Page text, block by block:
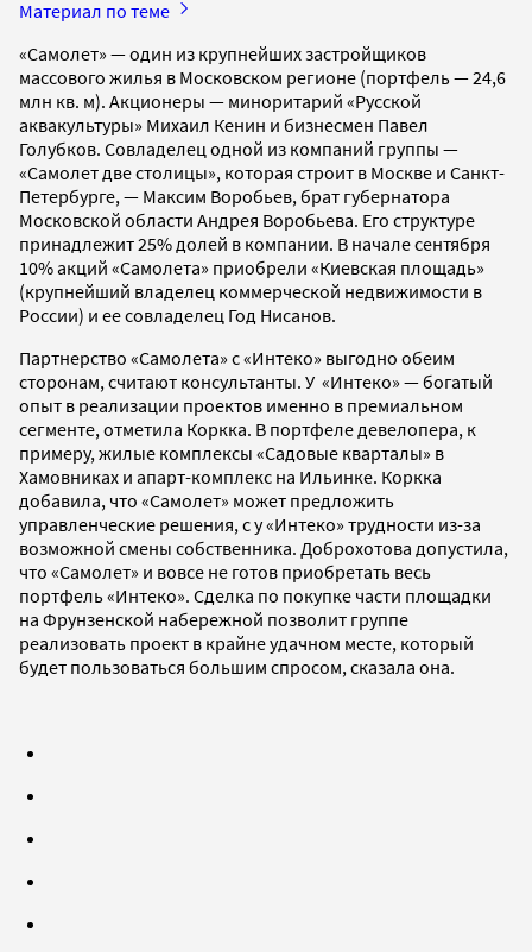
Материал по теме
«Самолет» — один из крупнейших застройщиков
массового жилья в Московском регионе (портфель — 24,6
млн кв. м). Акционеры — миноритарий «Русской
аквакультуры» Михаил Кенин и бизнесмен Павел
Голубков. Совладелец одной из компаний группы —
«Самолет две столицы», которая строит в Москве и Санкт-
Петербурге, — Максим Воробьев, брат губернатора
Московской области Андрея Воробьева. Его структуре
принадлежит 25% долей в компании. В начале сентября
10% акций «Самолета» приобрели «Киевская площадь»
(крупнейший владелец коммерческой недвижимости в
России) и ее совладелец Год Нисанов.
Партнерство «Самолета» с «Интеко» выгодно обеим
сторонам, считают консультанты. У «Интеко» — богатый
опыт в реализации проектов именно в премиальном
сегменте, отметила Коркка. В портфеле девелопера, к
примеру, жилые комплексы «Садовые кварталы» в
Хамовниках и апарт-комплекс на Ильинке. Коркка
добавила, что «Самолет» может предложить
управленческие решения, с у «Интеко» трудности из-за
возможной смены собственника. Доброхотова допустила,
что «Самолет» и вовсе не готов приобретать весь
портфель «Интеко». Сделка по покупке части площадки
на Фрунзенской набережной позволит группе
реализовать проект в крайне удачном месте, который
будет пользоваться большим спросом, сказала она.